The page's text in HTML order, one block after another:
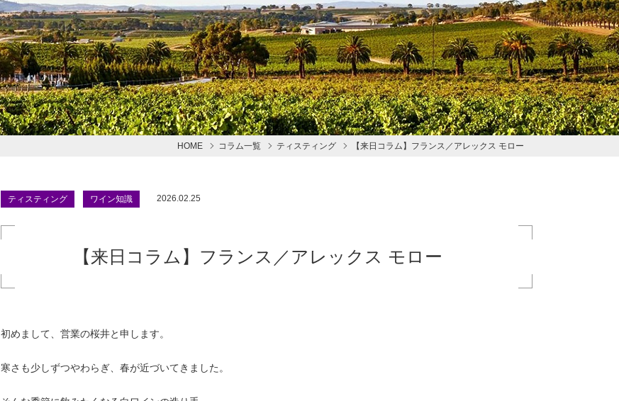
HOME コラム一覧 ティスティング 【来日コラム】フランス／アレックス モロー
ティスティング ワイン知識 2026.02.25
【来日コラム】フランス／アレックス モロー
初めまして、営業の桜井と申します。
寒さも少しずつやわらぎ、春が近づいてきました。